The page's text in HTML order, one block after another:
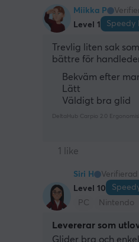
Miikka P
Level 1
Speedy
Trevlig liten sak
bättre för
Bekväm efter
Lätt
Väldigt bra glid
DeltaHub Carpio 2.0
1 like
Siri H
Level 10
PC
Nintendo
Levererar som
Glider bra och